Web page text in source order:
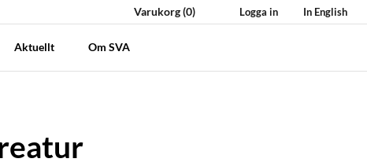
Varukorg(0) Logga in In English
Aktuellt Om SVA